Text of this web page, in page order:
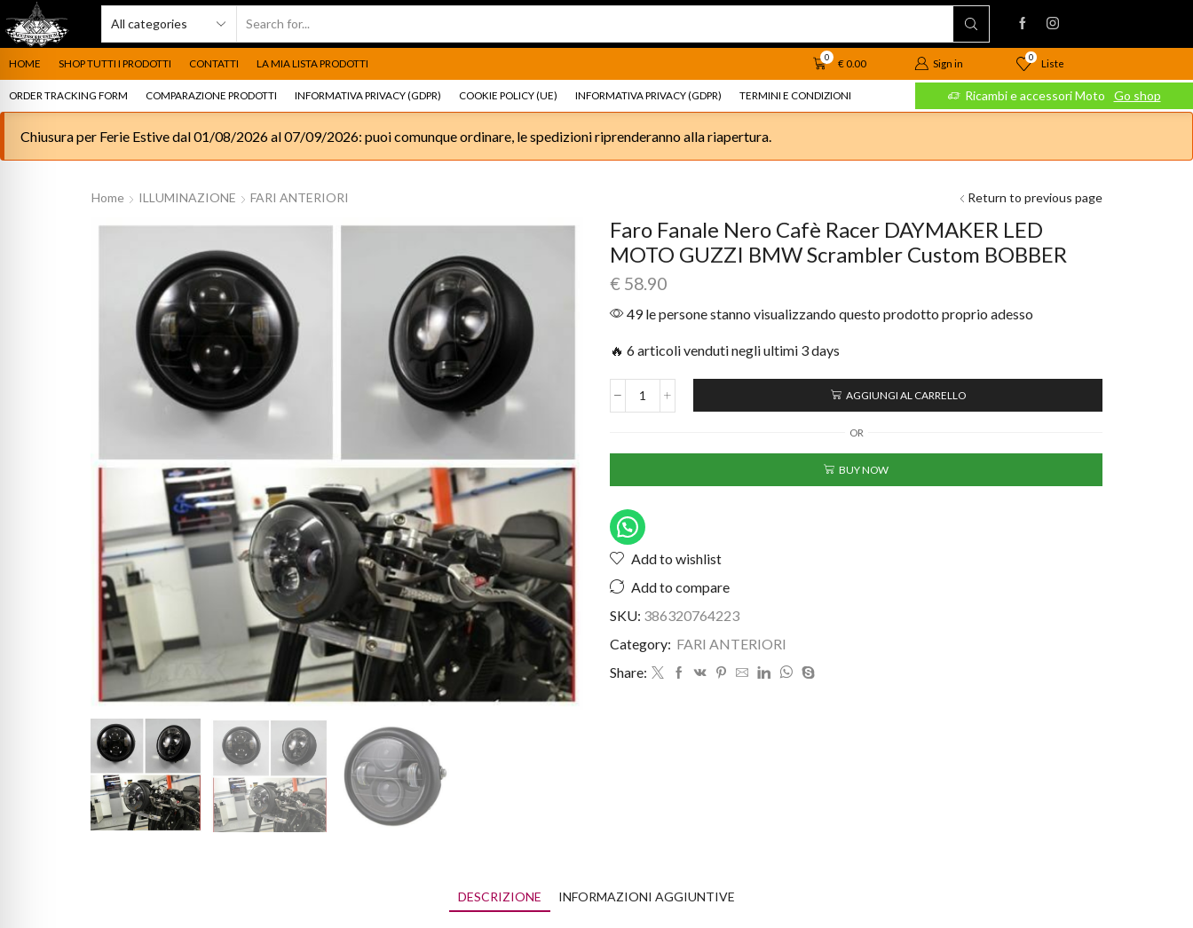
HOME SHOP TUTTI I PRODOTTI CONTATTI LA MIA LISTA PRODOTTI
0
€0.00 Sign in
0
Liste
ORDER TRACKING FORM COMPARAZIONE PRODOTTI INFORMATIVA PRIVACY (GDPR) COOKIE POLICY (UE) INFORMATIVA PRIVACY (GDPR) TERMINI E CONDIZIONI
Ricambi e accessori Moto Go shop Ricambi e accessori Moto Go shop Ricambi e accessori Moto Go shop
Chiusura per Ferie Estive dal 01/08/2026 al 07/09/2026: puoi comunque ordinare, le spedizioni riprenderanno alla riapertura.
Home ILLUMINAZIONE FARI ANTERIORI Return to previous page
Faro Fanale Nero Cafè Racer DAYMAKER LED
MOTO GUZZI BMW Scrambler Custom BOBBER
€ 58.90
49 le persone stanno visualizzando questo prodotto proprio adesso
🔥 6 articoli venduti negli ultimi 3 days
AGGIUNGI AL CARRELLO
OR
BUY NOW
Add to wishlist
Add to compare
SKU: 386320764223
Category: FARI ANTERIORI
Share:
DESCRIZIONE INFORMAZIONI AGGIUNTIVE